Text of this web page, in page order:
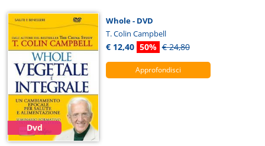
Dvd
Whole - DVD
T. Colin Campbell
€ 12,40 50% € 24,80
Approfondisci